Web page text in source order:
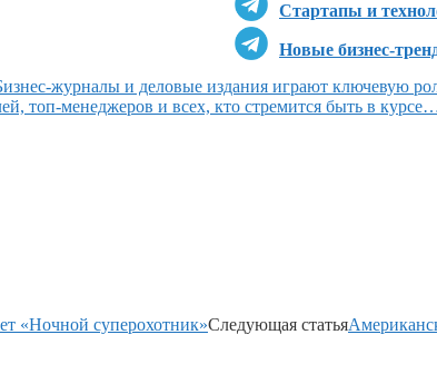
Стартапы и
Новые бизнес-
журналы и деловые издания играют ключевую
топ-менеджеров и всех, кто стремится быть в
«Ночной суперохотник»Следующая статья